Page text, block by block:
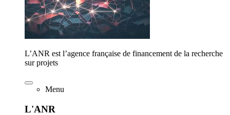
L’ANR est l’agence française de financement de la recherche
sur projets
Menu
L'ANR